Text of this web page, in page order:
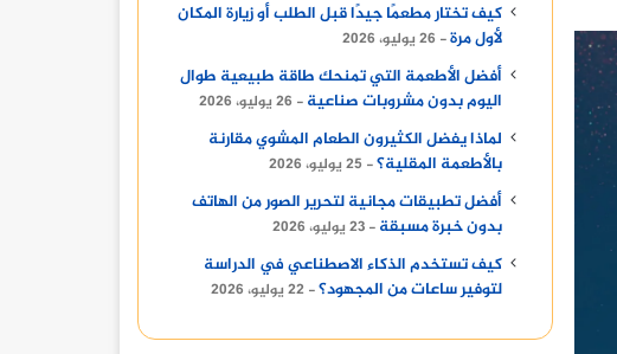
كيف تختار مطعمًا جيدًا قبل الطلب أو زيارة المكان
لأول مرة
26 يوليو، 2026
أفضل الأطعمة التي تمنحك طاقة طبيعية طوال
اليوم بدون مشروبات صناعية
26 يوليو، 2026
لماذا يفضل الكثيرون الطعام المشوي مقارنة
بالأطعمة المقلية؟
25 يوليو، 2026
أفضل تطبيقات مجانية لتحرير الصور من الهاتف
بدون خبرة مسبقة
23 يوليو، 2026
كيف تستخدم الذكاء الاصطناعي في الدراسة
لتوفير ساعات من المجهود؟
22 يوليو، 2026